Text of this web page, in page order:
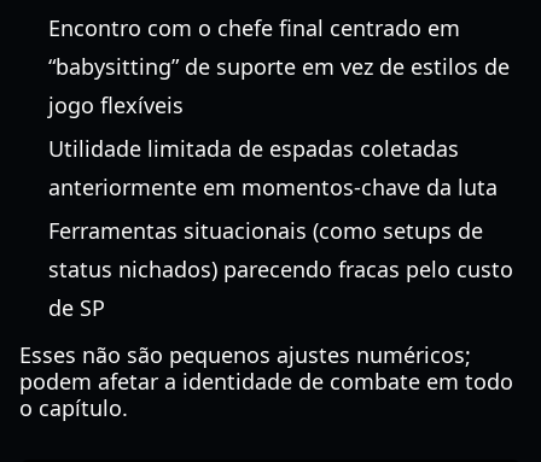
Encontro com o chefe final centrado em
“babysitting” de suporte em vez de estilos de
jogo flexíveis
Utilidade limitada de espadas coletadas
anteriormente em momentos-chave da luta
Ferramentas situacionais (como setups de
status nichados) parecendo fracas pelo custo
de SP
Esses não são pequenos ajustes numéricos;
podem afetar a identidade de combate em todo
o capítulo.